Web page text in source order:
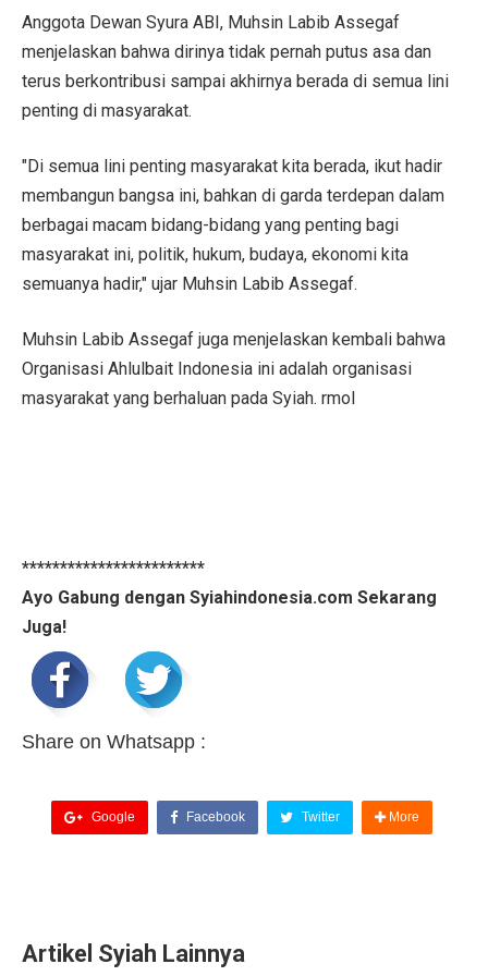
Anggota Dewan Syura ABI, Muhsin Labib Assegaf
menjelaskan bahwa dirinya tidak pernah putus asa dan
terus berkontribusi sampai akhirnya berada di semua lini
penting di masyarakat.
"Di semua lini penting masyarakat kita berada, ikut hadir
membangun bangsa ini, bahkan di garda terdepan dalam
berbagai macam bidang-bidang yang penting bagi
masyarakat ini, politik, hukum, budaya, ekonomi kita
semuanya hadir," ujar Muhsin Labib Assegaf.
Muhsin Labib Assegaf juga menjelaskan kembali bahwa
Organisasi Ahlulbait Indonesia ini adalah organisasi
masyarakat yang berhaluan pada Syiah. rmol
************************
Ayo Gabung dengan Syiahindonesia.com Sekarang
Juga!
Share on Whatsapp :
Google Facebook Twitter More
Artikel Syiah Lainnya